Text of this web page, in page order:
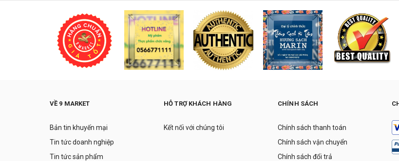
VỀ 9 MARKET
Bản tin khuyến mại
Tin tức doanh nghiệp
Tin tức sản phẩm
HỖ TRỢ KHÁCH HÀNG
Kết nối với chúng tôi
CHÍNH SÁCH
Chính sách thanh toán
Chính sách vận chuyển
Chính sách đổi trả